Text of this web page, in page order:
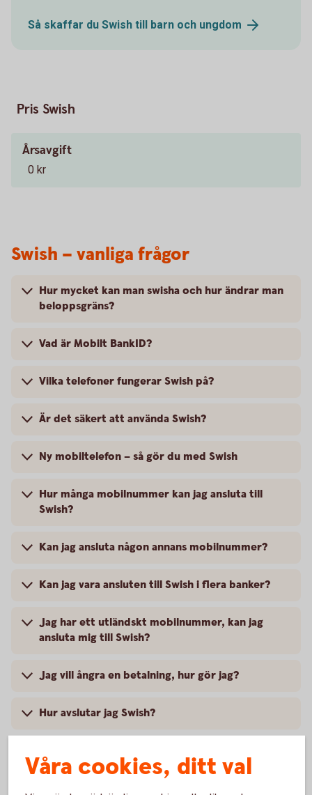
Så skaffar du Swish till barn och ungdom
Pris Swish
Årsavgift
0 kr
Swish – vanliga frågor
Hur mycket kan man swisha och hur ändrar man
beloppsgräns?
Vad är Mobilt BankID?
Vilka telefoner fungerar Swish på?
Är det säkert att använda Swish?
Ny mobiltelefon – så gör du med Swish
Hur många mobilnummer kan jag ansluta till
Swish?
Kan jag ansluta någon annans mobilnummer?
Kan jag vara ansluten till Swish i flera banker?
Jag har ett utländskt mobilnummer, kan jag
ansluta mig till Swish?
Jag vill ångra en betalning, hur gör jag?
Hur avslutar jag Swish?
Våra cookies, ditt val